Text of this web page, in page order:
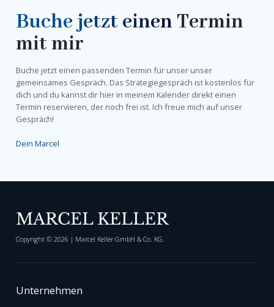
Buche jetzt einenTermin
mit mir
Buche jetzt einen passenden Termin für unser unser
gemeinsames Gespräch. Das Strategiegespräch ist kostenlos für
dich und du kannst dir hier in meinem Kalender direkt einen
Termin reservieren, der noch frei ist. Ich freue mich auf unser
Gespräch!
Dein Marcel
MARCEL KELLER
Copyright © 2026 | Marcel Keller GmbH & Co. KG.
Unternehmen